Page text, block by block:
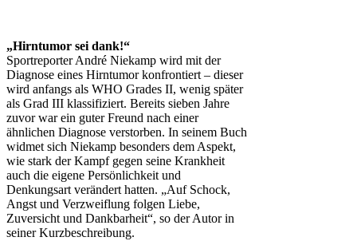
„Hirntumor sei dank!“
Sportreporter André Niekamp wird mit der
Diagnose eines Hirntumor konfrontiert – dieser
wird anfangs als WHO Grades II, wenig später
als Grad III klassifiziert. Bereits sieben Jahre
zuvor war ein guter Freund nach einer
ähnlichen Diagnose verstorben. In seinem Buch
widmet sich Niekamp besonders dem Aspekt,
wie stark der Kampf gegen seine Krankheit
auch die eigene Persönlichkeit und
Denkungsart verändert hatten. „Auf Schock,
Angst und Verzweiflung folgen Liebe,
Zuversicht und Dankbarheit“, so der Autor in
seiner Kurzbeschreibung.